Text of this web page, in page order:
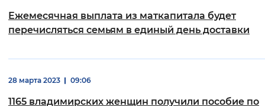
Ежемесячная выплата из маткапитала будет
перечисляться семьям в единый день доставки
28 марта 2023 09:06
1165 владимирских женщин получили пособие по